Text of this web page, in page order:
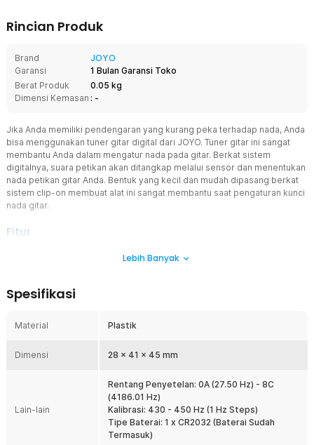
Rincian Produk
Brand
JOYO
Garansi
1 Bulan Garansi Toko
Berat Produk
0.05 kg
Dimensi Kemasan : -
Jika Anda memiliki pendengaran yang kurang peka terhadap nada, Anda
bisa menggunakan tuner gitar digital dari JOYO. Tuner gitar ini sangat
membantu Anda dalam mengatur nada pada gitar. Berkat sistem
digitalnya, suara petikan akan ditangkap melalui sensor dan menentukan
nada petikan gitar Anda. Bentuk yang kecil dan mudah dipasang berkat
sistem clip-on membuat alat ini sangat membantu saat pengaturan kunci
nada gitar.
Fitur
ini, nada petikan gitar dapat terdeteksi dengan mudah sehingga
Mudah digunakan
memberi Anda info ketika nada sudah benar maka akan menyala
Hadir dengan bentuk yang kecil dan juga sistem clip-on sehingga
dapat dijepit pada leher gitar. Tuner ini juga dapat diputar ke posisi
yang sesuai dengan kebutuhan Anda.
Lebih Banyak
Spesifikasi
Material Plastik
Dimensi 28 x 41 x 45 mm
Lain-lain
Rentang Penyetelan: 0A (27.50 Hz) - 8C
(4186.01 Hz)
Kalibrasi: 430 - 450 Hz (1 Hz Steps)
Tipe Baterai: 1 x CR2032 (Baterai Sudah
Termasuk)